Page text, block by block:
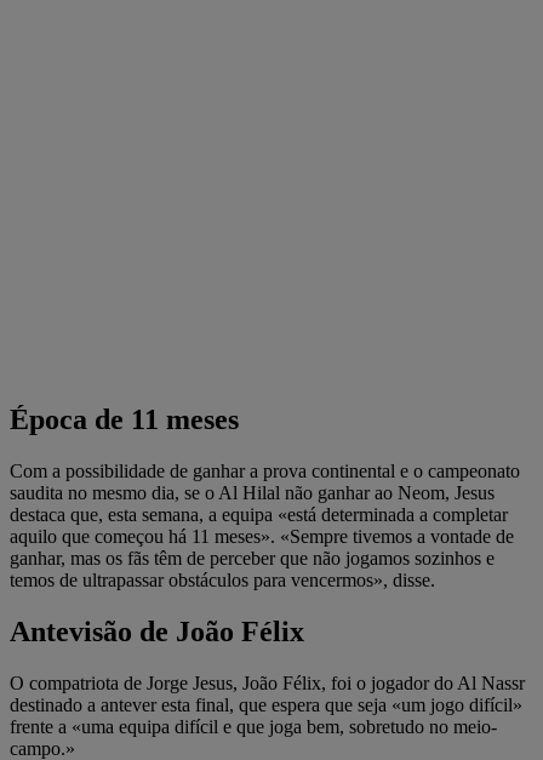
Época de 11 meses
Com a possibilidade de ganhar a prova continental e o campeonato
saudita no mesmo dia, se o Al Hilal não ganhar ao Neom, Jesus
destaca que, esta semana, a equipa «está determinada a completar
aquilo que começou há 11 meses». «Sempre tivemos a vontade de
ganhar, mas os fãs têm de perceber que não jogamos sozinhos e
temos de ultrapassar obstáculos para vencermos», disse.
Antevisão de João Félix
O compatriota de Jorge Jesus, João Félix, foi o jogador do Al Nassr
destinado a antever esta final, que espera que seja «um jogo difícil»
frente a «uma equipa difícil e que joga bem, sobretudo no meio-
campo.»